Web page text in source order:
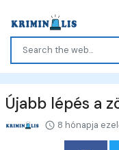
Újabb lépés a
8 hónapja